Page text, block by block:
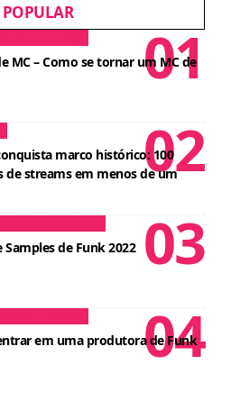
POPULAR
MC – Como se tornar um MC de
marco histórico: 100
de streams em menos de um
Samples de Funk 2022
em uma produtora de Funk